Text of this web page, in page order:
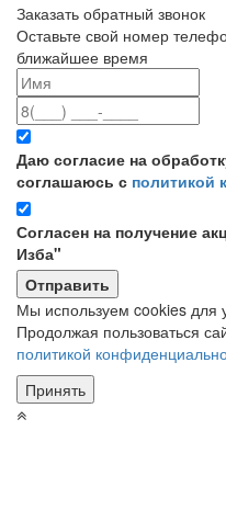
Заказать обратный звонок
Оставьте свой номер
ближайшее время
Даю согласие на
соглашаюсь с политикой
Согласен на получение
Изба"
Мы используем cookies для
Продолжая пользоваться
политикой
Принять